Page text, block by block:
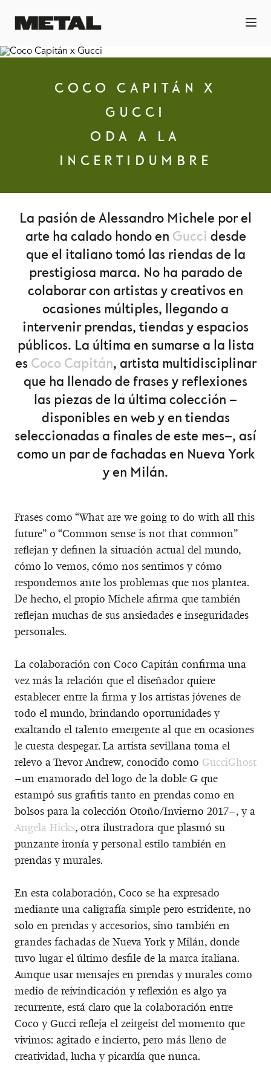
COCO CAPITÁN X
GUCCI
ODA A LA
INCERTIDUMBRE
La pasión de Alessandro Michele por el
arte ha calado hondo en Gucci desde
que el italiano tomó las riendas de la
prestigiosa marca. No ha parado de
colaborar con artistas y creativos en
ocasiones múltiples, llegando a
intervenir prendas, tiendas y espacios
públicos. La última en sumarse a la lista
es Coco Capitán, artista multidisciplinar
que ha llenado de frases y reflexiones
las piezas de la última colección –
disponibles en web y en tiendas
seleccionadas a finales de este mes–, así
como un par de fachadas en Nueva York
y en Milán.
Frases como “What are we going to do with all this
future” o “Common sense is not that common”
reflejan y definen la situación actual del mundo,
cómo lo vemos, cómo nos sentimos y cómo
respondemos ante los problemas que nos plantea.
De hecho, el propio Michele afirma que también
reflejan muchas de sus ansiedades e inseguridades
personales.
La colaboración con Coco Capitán confirma una
vez más la relación que el diseñador quiere
establecer entre la firma y los artistas jóvenes de
todo el mundo, brindando oportunidades y
exaltando el talento emergente al que en ocasiones
le cuesta despegar. La artista sevillana toma el
relevo a Trevor Andrew, conocido como GucciGhost
–un enamorado del logo de la doble G que
estampó sus grafitis tanto en prendas como en
bolsos para la colección Otoño/Invierno 2017–, y a
Angela Hicks, otra ilustradora que plasmó su
punzante ironía y personal estilo también en
prendas y murales.
En esta colaboración, Coco se ha expresado
mediante una caligrafía simple pero estridente, no
solo en prendas y accesorios, sino también en
grandes fachadas de Nueva York y Milán, donde
tuvo lugar el último desfile de la marca italiana.
Aunque usar mensajes en prendas y murales como
medio de reivindicación y reflexión es algo ya
recurrente, está claro que la colaboración entre
Coco y Gucci refleja el zeitgeist del momento que
vivimos: agitado e incierto, pero más lleno de
creatividad, lucha y picardía que nunca.